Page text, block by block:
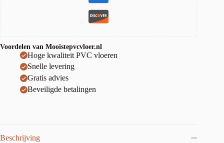
Voordelen van Mooistepvcvloer.nl
Hoge kwaliteit PVC vloeren
Snelle levering
Gratis advies
Beveiligde betalingen
Beschrijving